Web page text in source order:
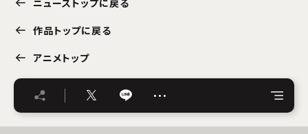
作品トップに戻る
アニメトップ
…